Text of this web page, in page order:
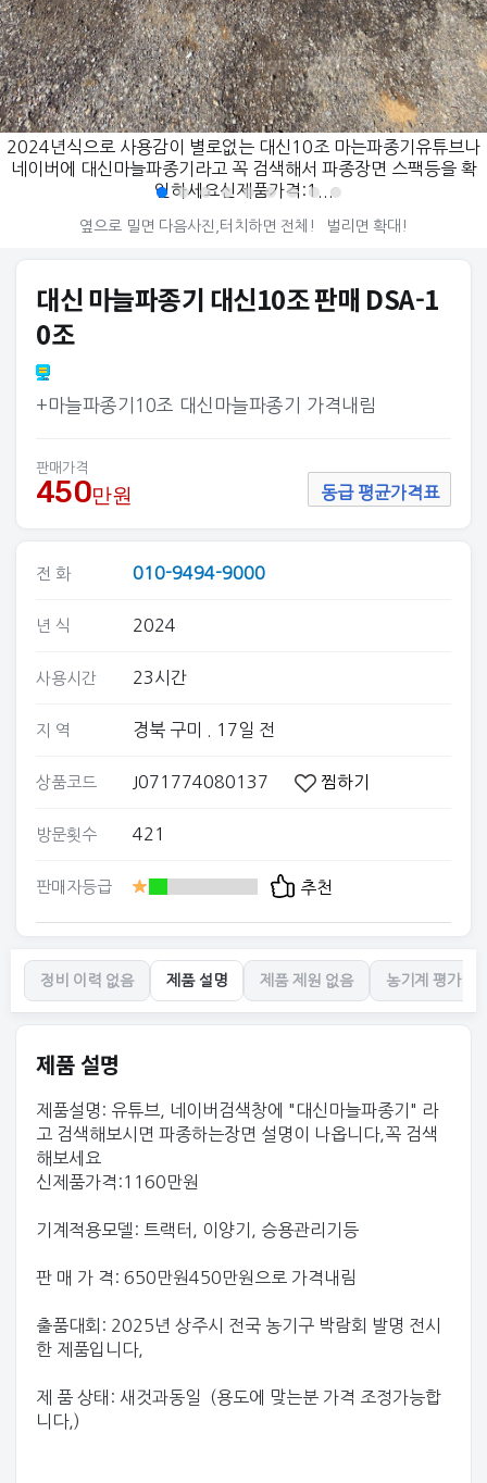
2024년식으로 사용감이 별로없는 대신10조 마는파종기유튜브나
네이버에 대신마늘파종기라고 꼭 검색해서 파종장면 스팩등을 확
인하세요신제품가격:1...
옆으로 밀면 다음사진,터치하면 전체! 벌리면 확대!
대신 마늘파종기 대신10조 판매 DSA-1
0조
+마늘파종기10조 대신마늘파종기 가격내림
판매가격
450만원 동급 평균가격표
전 화 010-9494-9000
년 식 2024
사용시간 23시간
지 역 경북 구미 . 17일 전
상품코드 J071774080137 찜하기
방문횟수 421
판매자등급 추천
정비 이력 없음 제품 설명 제품 제원 없음 농기계 평가 없
제품 설명
제품설명: 유튜브, 네이버검색창에 "대신마늘파종기" 라
고 검색해보시면 파종하는장면 설명이 나옵니다,꼭 검색
해보세요
신제품가격:1160만원
기계적용모델: 트랙터, 이양기, 승용관리기등
판 매 가 격: 650만원450만원으로 가격내림
출품대회: 2025년 상주시 전국 농기구 박람회 발명 전시
한 제품입니다,
제 품 상태: 새것과동일 (용도에 맞는분 가격 조정가능합
니다,)